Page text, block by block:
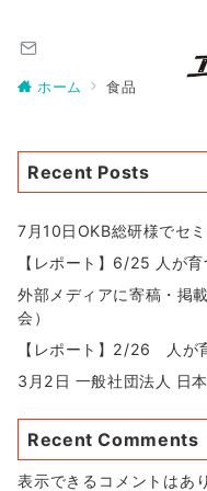
ホーム 食品
Recent Posts
7月10日OKB総研様でセ
【レポート】6/25 人が
外部メディアに寄稿・掲
会）
【レポート】2/26 人が
3月2日 一般社団法人 日
Recent Comments
表示できるコメントはあ